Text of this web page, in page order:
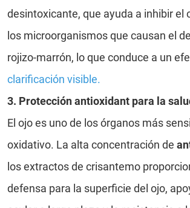
desintoxicante, que ayuda a inhibir el
los microorganismos que causan el
rojizo-marrón, lo que conduce a un
clarificación visible.
3. Protección antioxidant para la
El ojo es uno de los órganos más
oxidativo. La alta concentración de
los extractos de crisantemo
defensa para la superficie del ojo,